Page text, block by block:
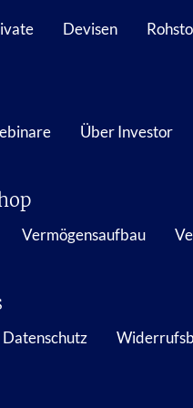
Devisen
Über Investor
Vermögensaufbau
Datenschutz